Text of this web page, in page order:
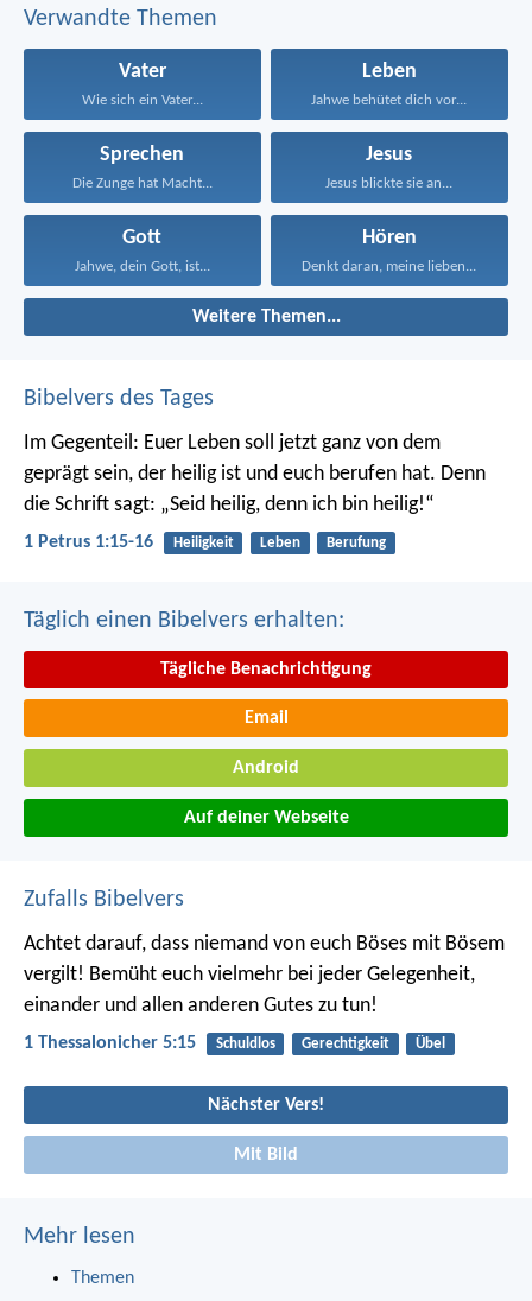
Verwandte Themen
Vater
Wie sich ein Vater...
Leben
Jahwe behütet dich vor...
Sprechen
Die Zunge hat Macht...
Jesus
Jesus blickte sie an...
Gott
Jahwe, dein Gott, ist...
Hören
Denkt daran, meine lieben...
Weitere Themen...
Bibelvers des Tages
Im Gegenteil: Euer Leben soll jetzt ganz von dem
geprägt sein, der heilig ist und euch berufen hat. Denn
die Schrift sagt: „Seid heilig, denn ich bin heilig!“
1 Petrus 1:15-16 Heiligkeit Leben Berufung
Täglich einen Bibelvers erhalten:
Tägliche Benachrichtigung
Email
Android
Auf deiner Webseite
Zufalls Bibelvers
Achtet darauf, dass niemand von euch Böses mit Bösem
vergilt! Bemüht euch vielmehr bei jeder Gelegenheit,
einander und allen anderen Gutes zu tun!
1 Thessalonicher 5:15 Schuldlos Gerechtigkeit Übel
Nächster Vers!
Mit Bild
Mehr lesen
Themen